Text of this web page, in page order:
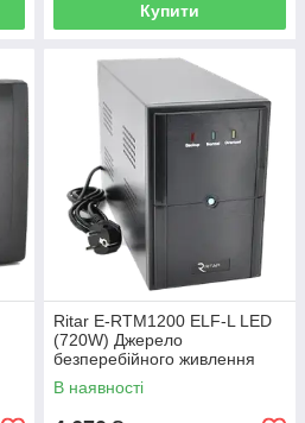
Купити
Ritar E-RTM1200 ELF-L LED
(720W) Джерело
безперебійного живлення
В наявності